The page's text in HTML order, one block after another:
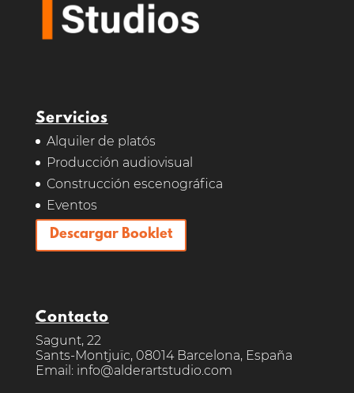
Servicios
Alquiler de platós
Producción audiovisual
Construcción escenográfica
Eventos
Descargar Booklet
Contacto
Sagunt, 22
Sants-Montjuïc, 08014 Barcelona, España
Email: info@alderartstudio.com